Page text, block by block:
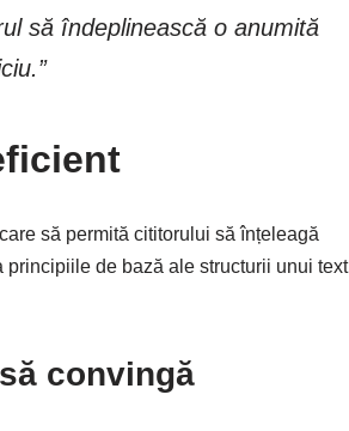
să îndeplinească o anumită
să permită cititorului să înțeleagă
de bază ale structurii unui text
convingă